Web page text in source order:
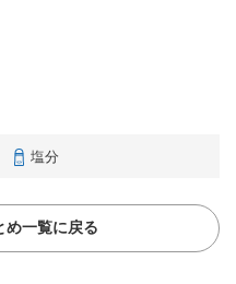
塩分
め一覧に戻る